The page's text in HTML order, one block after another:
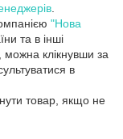
"Нова
та в інші
можна клікнувши за
в
товар, якщо не